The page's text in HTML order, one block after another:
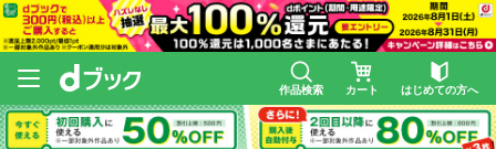
作品検索 カート はじめての方へ